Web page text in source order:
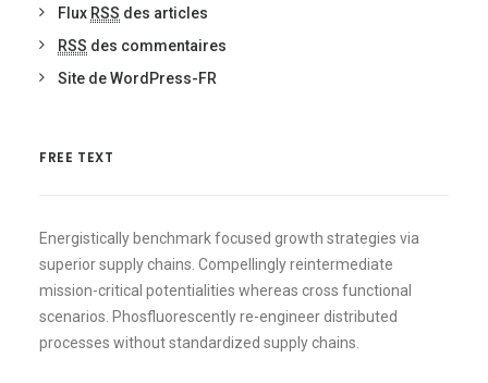
Flux RSS des articles
RSS des commentaires
Site de WordPress-FR
FREE TEXT
Energistically benchmark focused growth strategies via
superior supply chains. Compellingly reintermediate
mission-critical potentialities whereas cross functional
scenarios. Phosfluorescently re-engineer distributed
processes without standardized supply chains.